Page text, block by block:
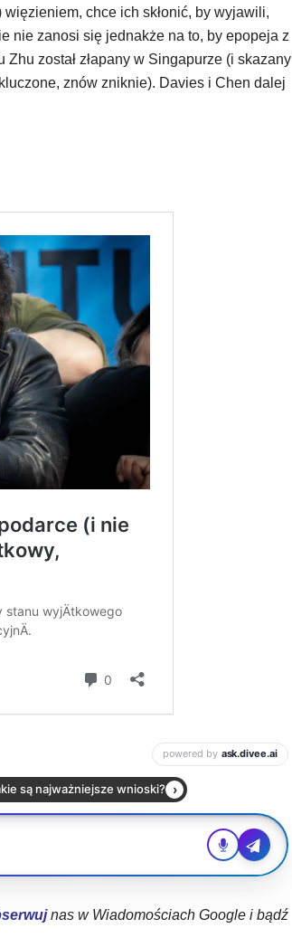
chce ich skłonić, by wyjawili,
nie zanosi się jednakże na to, by epopeja z
został złapany w Singapurze (i skazany
znów zniknie). Davies i Chen dalej
nas w Wiadomościach Google i bądź